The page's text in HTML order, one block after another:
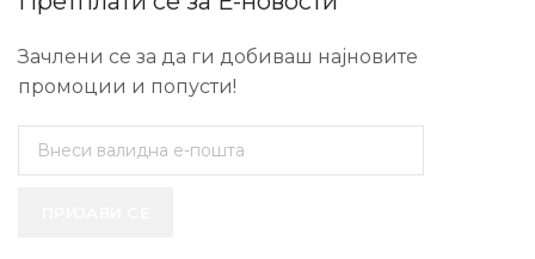
Зачлени се за да ги добиваш најновите
промоции и попусти!